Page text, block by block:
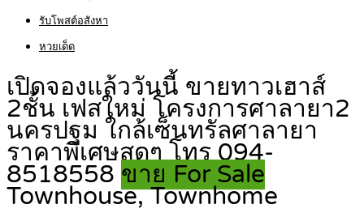
รับโพสต์อสังหา
หวยเด็ด
เปิดจองแล้ววันนี้ ขายทาวเฮาส์
2ชั้น เฟสใหม่ โครงการศาลายา2
นครปฐม ใกล้เซ็นทรัลศาลายา
ราคาพิเศษสุดๆ โทร 094-
8518558 ขาย For Sale
Townhouse, Townhome